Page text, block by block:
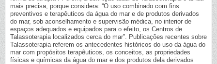
mais precisa, porque considera: “O uso combinado com fins
preventivos e terapêuticos da água do mar e de produtos derivados
do mar, sob aconselhamento e supervisão médica, no interior de
espaços adequados e equipados para o efeito, os Centros de
Talassoterapia localizados cerca do mar”. Publicações recentes sobre
Talassoterapia referem os antecedentes históricos do uso da água do
mar com propósitos terapêuticos, os conceitos, as propriedades
físicas e químicas da água do mar e dos produtos dela derivados